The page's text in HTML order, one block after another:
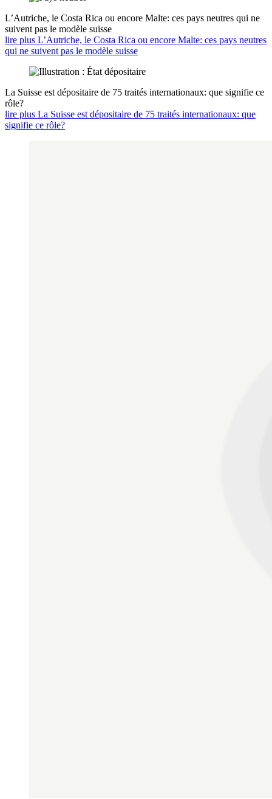
L’Autriche, le Costa Rica ou encore Malte: ces pays neutres qui ne
suivent pas le modèle suisse
lire plus L’Autriche, le Costa Rica ou encore Malte: ces pays neutres
qui ne suivent pas le modèle suisse
La Suisse est dépositaire de 75 traités internationaux: que signifie ce
rôle?
lire plus La Suisse est dépositaire de 75 traités internationaux: que
signifie ce rôle?